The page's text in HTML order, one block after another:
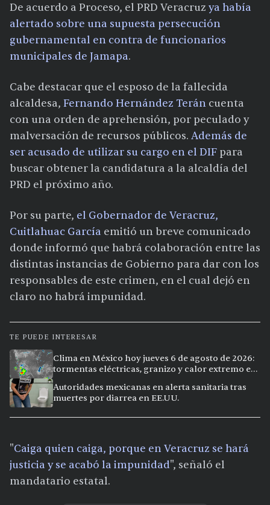
De acuerdo a Proceso, el PRD Veracruz ya había
alertado sobre una supuesta persecución
gubernamental en contra de funcionarios
municipales de Jamapa.
Cabe destacar que el esposo de la fallecida
alcaldesa, Fernando Hernández Terán cuenta
con una orden de aprehensión, por peculado y
malversación de recursos públicos. Además de
ser acusado de utilizar su cargo en el DIF para
buscar obtener la candidatura a la alcaldía del
PRD el próximo año.
Por su parte, el Gobernador de Veracruz,
Cuitlahuac García emitió un breve comunicado
donde informó que habrá colaboración entre las
distintas instancias de Gobierno para dar con los
responsables de este crimen, en el cual dejó en
claro no habrá impunidad.
TE PUEDE INTERESAR
Clima en México hoy jueves 6 de agosto de 2026:
tormentas eléctricas, granizo y calor extremo en
Autoridades mexicanas en alerta sanitaria tras
muertes por diarrea en EE.UU.
"Caiga quien caiga, porque en Veracruz se hará
justicia y se acabó la impunidad", señaló el
mandatario estatal.